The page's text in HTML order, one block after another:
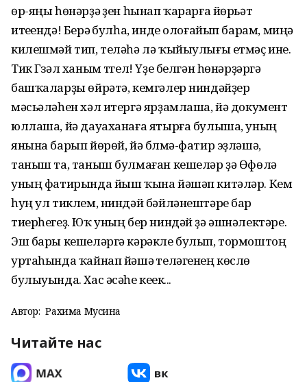
өр-яңы һөнәрҙә үҙен һынап ҡарарға йөрьәт
итеүендә! Берәү булһа, инде олоғайып барам, миңә
килешмәй тип, теләһә лә ҡыйыулығы етмәҫ ине.
Тик Гүзәл ханым түгел! Үҙе белгән һөнәрҙәргә
башҡаларҙы өйрәтә, кемгәлер ниндәйҙер
мәсьәләһен хәл итергә ярҙамлаша, йә документ
юллаша, йә дауаханаға ятырға булыша, уның
янына барып йөрөй, йә бүлмә-фатир эҙләшә,
таныш та, таныш булмаған кешеләр ҙә Өфөлә
уның фатирында йыш ҡына йәшәп китәләр. Кем
һуң ул тиклем, ниндәй бәйләнештәре бар
тиерһегеҙ. Юҡ уның бер ниндәй ҙә әшнәлектәре.
Эш бары кешеләргә кәрәкле булып, тормоштоң
уртаһында ҡайнап йәшәү теләгенең көслө
булыуында. Хас әсәһе кеүек...
Автор: Рахима Мусина
Читайте нас